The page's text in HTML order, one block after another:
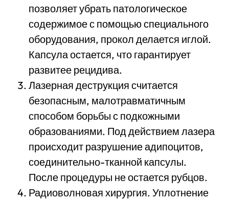
позволяет убрать патологическое
содержимое с помощью специального
оборудования, прокол делается иглой.
Капсула остается, что гарантирует
развитее рецидива.
Лазерная деструкция считается
безопасным, малотравматичным
способом борьбы с подкожными
образованиями. Под действием лазера
происходит разрушение адипоцитов,
соединительно-тканной капсулы.
После процедуры не остается рубцов.
Радиоволновая хирургия. Уплотнение